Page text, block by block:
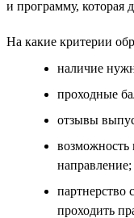
и программу, которая
На какие критерии
наличие
проходные
отзывы
возможность
направление;
партнерство
проходить